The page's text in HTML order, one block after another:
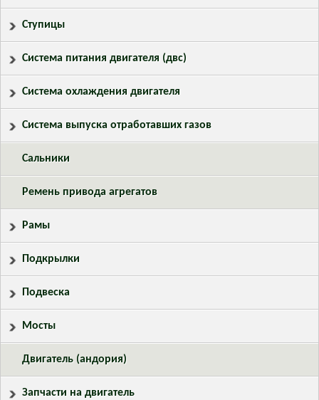
Ступицы
Система питания двигателя (двс)
Система охлаждения двигателя
Система выпуска отработавших газов
Сальники
Ремень привода агрегатов
Рамы
Подкрылки
Подвеска
Мосты
Двигатель (андория)
Запчасти на двигатель